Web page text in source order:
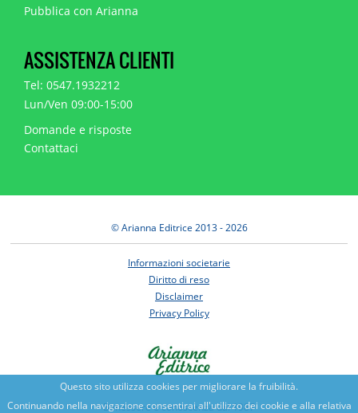
Questo sito utilizza cookies per migliorare la fruibilità.
Continuando nella navigazione consentirai all'utilizzo dei cookie e alla relativa
Pubblica con Arianna
ASSISTENZA CLIENTI
Tel: 0547.1932212
Lun/Ven 09:00-15:00
Domande e risposte
Contattaci
© Arianna Editrice 2013 - 2026
Informazioni societarie
Diritto di reso
Disclaimer
Privacy Policy
Benessere e conoscenza dal 1987